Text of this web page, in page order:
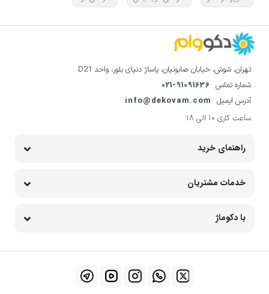
تهران، شوش، خیابان صابونیان، پاساژ دنیای بلور، واحد D21
شماره تماس 021-91091636
آدرس ایمیل info@dekovam.com
ساعت کاری 10 الی 18
راهنمای خرید
خدمات مشتریان
با دکوماژ